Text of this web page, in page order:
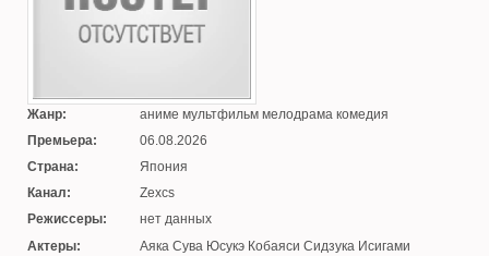
Жанр:
аниме мультфильм мелодрама комедия
Премьера:
06.08.2026
Страна:
Япония
Канал:
Zexcs
Режиссеры:
нет данных
Актеры:
Аяка Сува Юсукэ Кобаяси Сидзука Исигами